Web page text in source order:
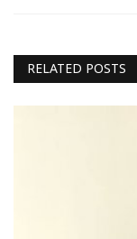
RELATED POSTS